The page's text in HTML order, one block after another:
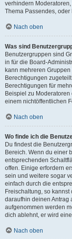
verhindern Moderatoren,
Thema Passendes, oder
Nach oben
Was sind
Benutzergruppen sind
in für die Board-
kann mehreren
Berechtigungen
Berechtigungen für
Beispiel zu
einem nichtöffentlichen
Nach oben
Wo finde ich die
Du findest die
Bereich. Wenn du einer
entsprechenden
offen. Einige erfordern
sein und weitere sogar
einfach durch die
Freischaltung, so
daraufhin deinen Antrag
aufgenommen werden
dich ablehnt, er wird
Nach oben